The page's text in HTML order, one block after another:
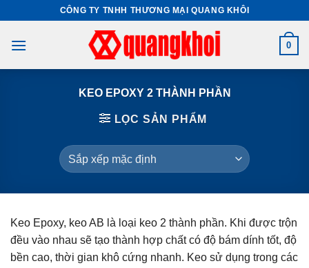
content
CÔNG TY TNHH THƯƠNG MẠI QUANG KHÔI
0
KEO EPOXY 2 THÀNH PHẦN
LỌC SẢN PHẨM
Keo Epoxy, keo AB là loại keo 2 thành phần. Khi được trộn
đều vào nhau sẽ tạo thành hợp chất có độ bám dính tốt, độ
bền cao, thời gian khô cứng nhanh. Keo sử dụng trong các